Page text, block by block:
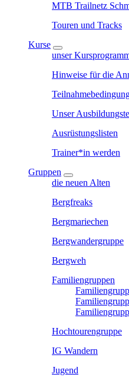
MTB Trailnetz
Touren und Tracks
Kurse
unser
Hinweise für die
Unser
Ausrüstungslisten
Trainer*in werden
Gruppen
die neuen Alten
Bergfreaks
Bergmariechen
Bergwandergruppe
Bergweh
Familiengruppen
Hochtourengruppe
IG Wandern
Jugend